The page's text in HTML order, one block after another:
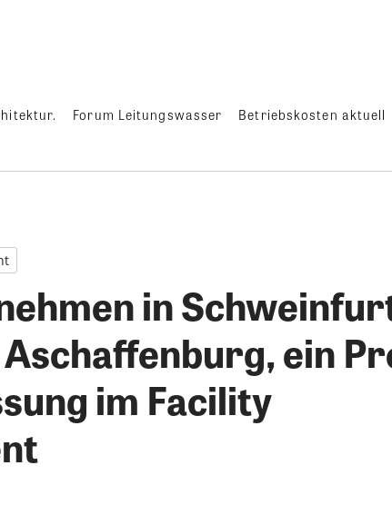
Forum Leitungswasser Betriebskosten aktuell
in
ein
im Facility